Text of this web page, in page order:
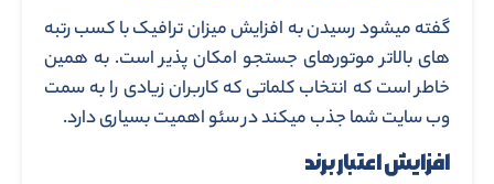
گفته میشود رسیدن به افزایش میزان ترافیک با کسب رتبه
های بالاتر موتورهای جستجو امکان پذیر است. به همین
خاطر است که انتخاب کلماتی که کاربران زیادی را به سمت
وب سایت شما جذب میکند در سئو اهمیت بسیاری دارد.
افزایش اعتبار برند